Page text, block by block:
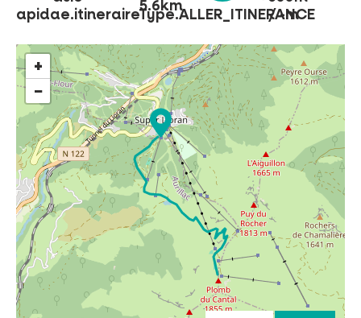
Venta de entradas en línea
NO SE LO PIERDA
LA PLENA NATURALEZA
VISITAS Y SABER HACER
AGENDA
apidae.itineraireType.ALLER_ITINERANCE
5.6km
/ -m
+
−